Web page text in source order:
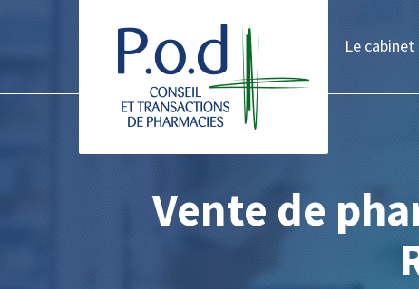
Le cabinet
Vente de